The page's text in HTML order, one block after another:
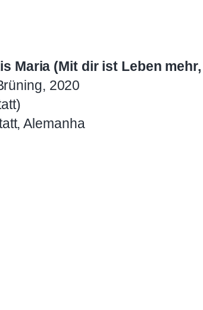
Maria (Mit dir ist Leben
2020
Alemanha